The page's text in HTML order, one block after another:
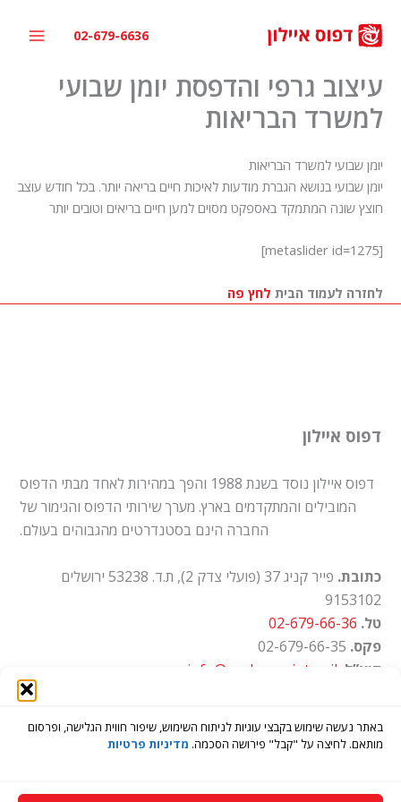
באתר נעשה שימוש בקבצי עוגיות לניתוח השימוש, שיפור חווית הגלישה, ופרסום
מותאם. לחיצה על "קבל" פירושה הסכמה. מדיניות פרטיות
לתוכן
02-679-6636
עיצוב גרפי והדפסת יומן שבועי
למשרד הבריאות
יומן שבועי למשרד הבריאות
יומן שבועי בנושא הגברת מודעות לאיכות חיים בריאה יותר. בכל חודש עוצב
חוצץ שונה המתמקד באספקט מסוים למען חיים בריאים וטובים יותר
[metaslider id=1275]
לחזרה לעמוד הבית לחץ פה
דפוס איילון
דפוס איילון נוסד בשנת 1988 והפך במהירות לאחד מבתי הדפוס
המובילים והמתקדמים בארץ. מערך שירותי הדפוס והגימור של
החברה הינם בסטנדרטים מהגבוהים בעולם.
כתובת.
פייר קניג 37 (פועלי צדק 2), ת.ד. 53238 ירושלים
9153102
טל. 02-679-66-36
פקס.
דוא”ל. info@ayalon-print.co.il